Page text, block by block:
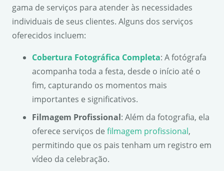
gama de serviços para atender às necessidades
individuais de seus clientes. Alguns dos serviços
oferecidos incluem:
Cobertura Fotográfica Completa: A fotógrafa
acompanha toda a festa, desde o início até o
fim, capturando os momentos mais
importantes e significativos.
Filmagem Profissional: Além da fotografia, ela
oferece serviços de filmagem profissional,
permitindo que os pais tenham um registro em
vídeo da celebração.